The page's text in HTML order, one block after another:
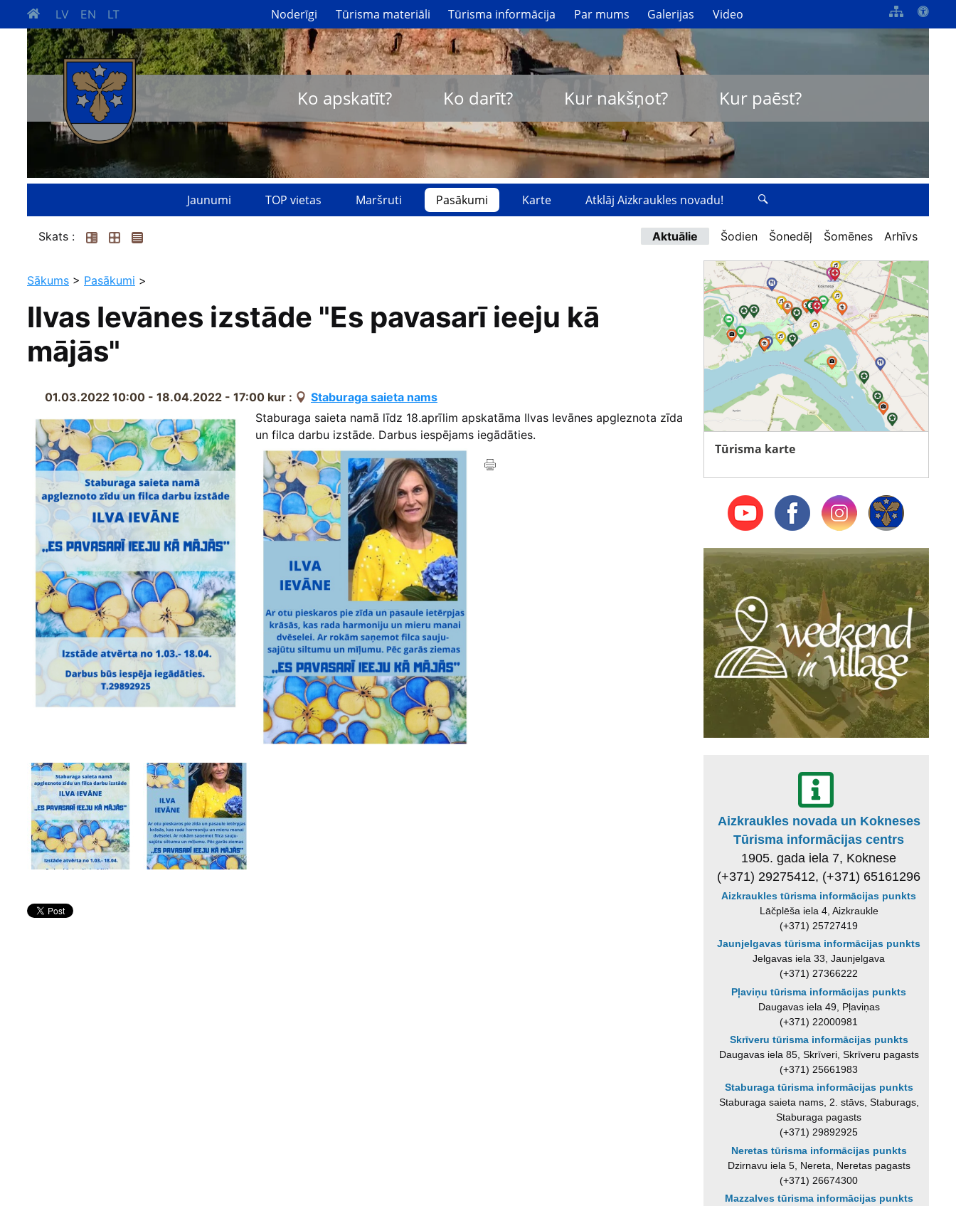
LV EN LT Noderīgi Tūrisma materiāli Tūrisma informācija Par mums Galerijas Video
Ko apskatīt? Ko darīt? Kur nakšņot? Kur paēst?
Jaunumi TOP vietas Maršruti Pasākumi Karte Atklāj Aizkraukles novadu!
Skats : Aktuālie Šodien Šonedēļ Šomēnes Arhīvs
Sākums > Pasākumi >
Ilvas Ievānes izstāde "Es pavasarī ieeju kā
mājās"
01.03.2022 10:00 - 18.04.2022 - 17:00 kur :
Staburaga saieta nams
Staburaga saieta namā līdz 18.aprīlim apskatāma Ilvas Ievānes apgleznota zīda
un filca darbu izstāde. Darbus iespējams iegādāties.
Tūrisma karte
Aizkraukles novada un Kokneses
Tūrisma informācijas centrs
1905. gada iela 7, Koknese
(+371) 29275412, (+371) 65161296
Aizkraukles tūrisma informācijas punkts
Lāčplēša iela 4, Aizkraukle
(+371) 25727419
Jaunjelgavas tūrisma informācijas punkts
Jelgavas iela 33, Jaunjelgava
(+371) 27366222
Pļaviņu tūrisma informācijas punkts
Daugavas iela 49, Pļaviņas
(+371) 22000981
Skrīveru tūrisma informācijas punkts
Daugavas iela 85, Skrīveri, Skrīveru pagasts
(+371) 25661983
Staburaga tūrisma informācijas punkts
Staburaga saieta nams, 2. stāvs, Staburags,
Staburaga pagasts
(+371) 29892925
Neretas tūrisma informācijas punkts
Dzirnavu iela 5, Nereta, Neretas pagasts
(+371) 26674300
Mazzalves tūrisma informācijas punkts